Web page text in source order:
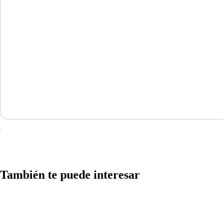
También te puede interesar